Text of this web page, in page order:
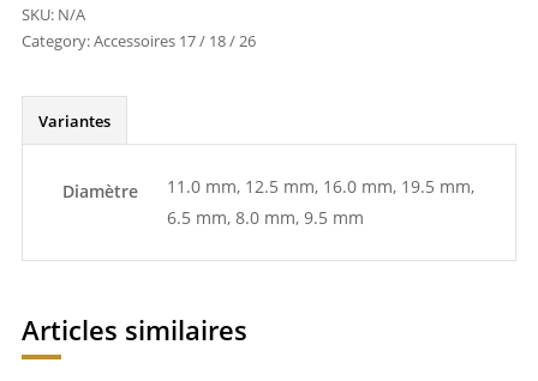
SKU: N/A
Category:Accessoires 17 / 18 / 26
Variantes
Diamètre
11.0 mm, 12.5 mm, 16.0 mm, 19.5 mm,
6.5 mm, 8.0 mm, 9.5 mm
Articles similaires